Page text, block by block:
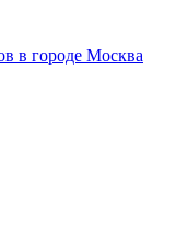
в городе Москва